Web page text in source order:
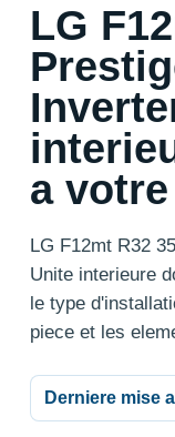
LG
a
LG F12mt R32
Unite interieure
le type
piece et les
Derniere mise